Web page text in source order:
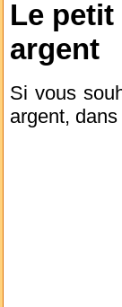
Le
argent
Si vous
argent,